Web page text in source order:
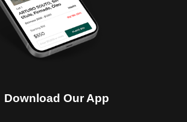
Download Our App